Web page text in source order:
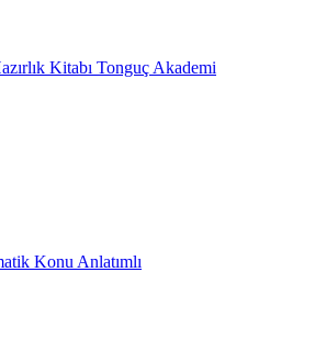
Kitabı Tonguç Akademi